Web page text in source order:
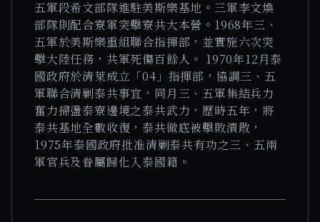
五軍段希文部隊進駐美斯樂基地。三軍李文煥
部隊則配合寮軍突擊寮共大本營。1968年三、
五軍於美斯樂重組聯合指揮部，並實施六次突
擊大陸任務，共軍死傷百餘人。 1970年12月泰
國政府於清萊成立「04」指揮部，協調三、五
軍聯合清剿泰共事宜，同月三、五軍集結兵力
奮力掃盪泰寮邊境之泰共武力，歷時五年，將
泰共基地全數收復，泰共徹底被擊敗潰散，
1975年泰國政府批准清剿泰共有功之三、五兩
軍官兵及眷屬歸化入泰國籍。